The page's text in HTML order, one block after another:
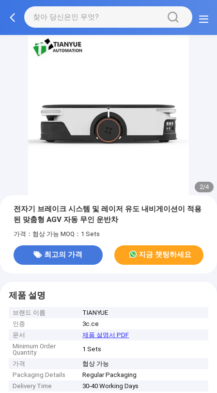
2/4
전자기 브레이크 시스템 및 레이저 유도 내비게이션이 적용
된 맞춤형 AGV 자동 무인 운반차
가격：협상 가능 MOQ：1 Sets
최고의 가격 지금 챗팅하세요
제품 설명
브랜드 이름
TIANYUE
인증
3c.ce
문서
제품 설명서 PDF
Minimum Order
Quantity
1 Sets
가격
협상 가능
Packaging Details
Regular Packaging
Delivery Time
30-40 Working Days